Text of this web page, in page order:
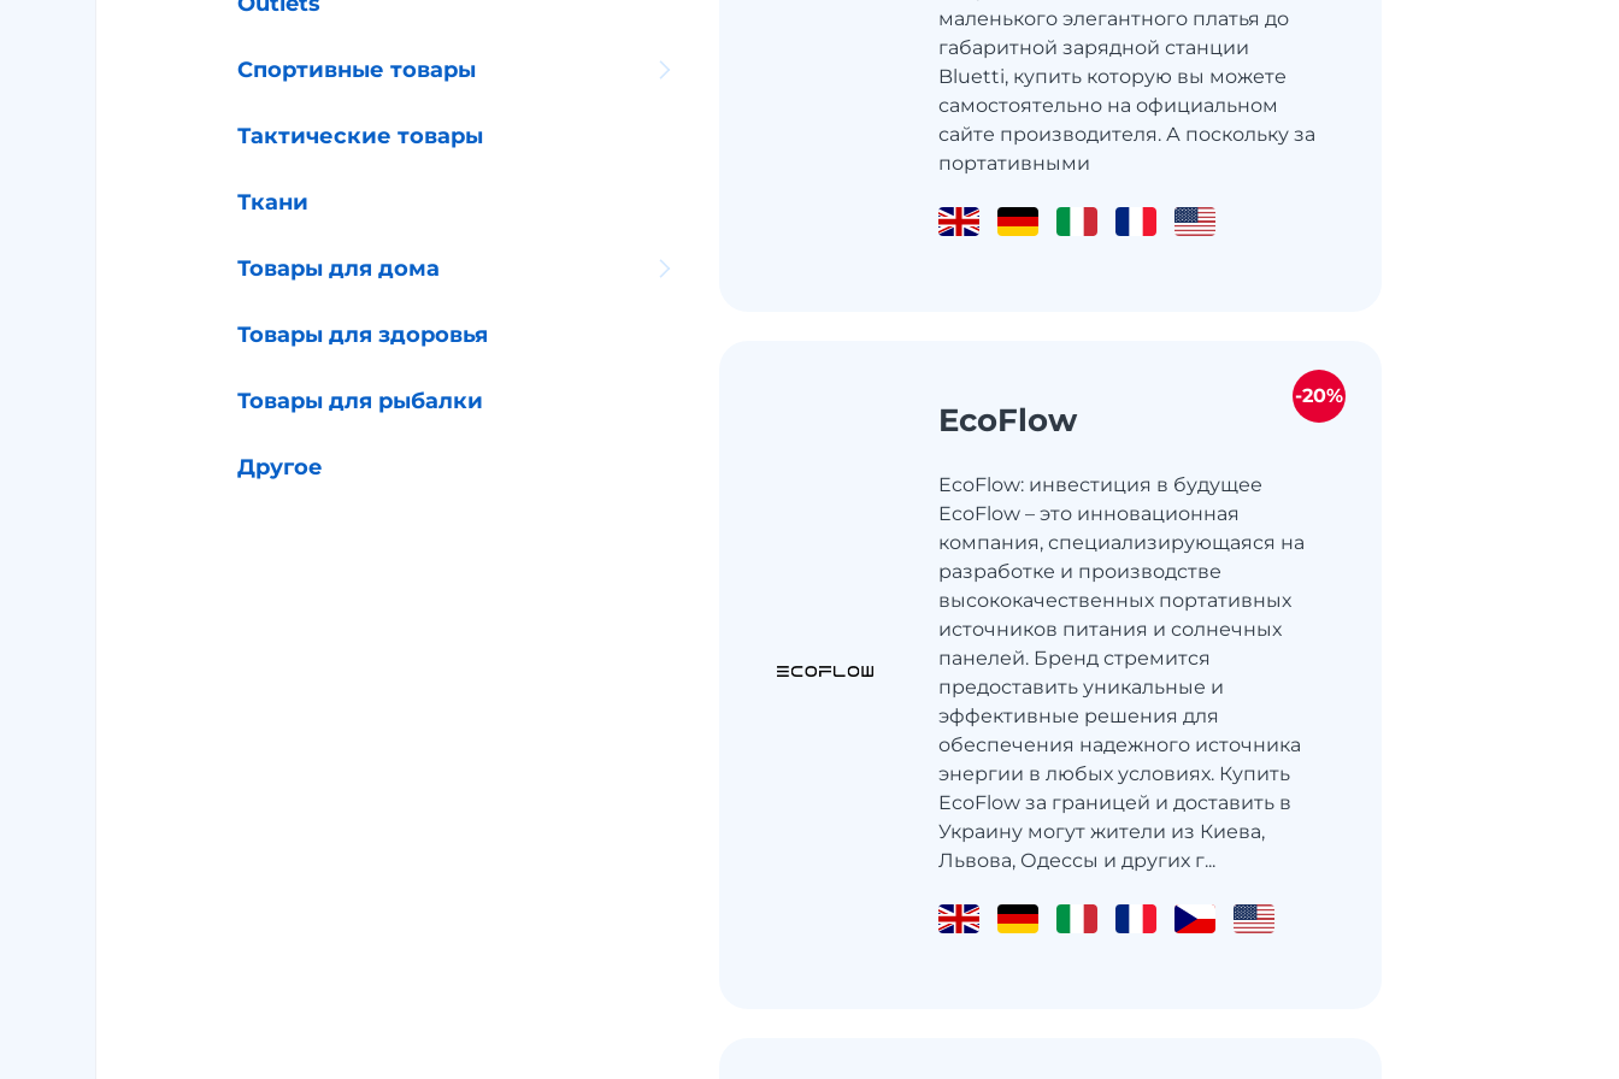
Спортивные товары
Тактические товары
Ткани
Товары для дома
Товары для здоровья
Товары для рыбалки
Другое
маленького элегантного платья до
габаритной зарядной станции
Bluetti, купить которую вы можете
самостоятельно на официальном
сайте производителя. А поскольку за
портативными
EcoFlow
EcoFlow: инвестиция в будущее
EcoFlow – это инновационная
компания, специализирующаяся на
разработке и производстве
высококачественных портативных
источников питания и солнечных
панелей. Бренд стремится
предоставить уникальные и
эффективные решения для
обеспечения надежного источника
энергии в любых условиях. Купить
EcoFlow за границей и доставить в
Украину могут жители из Киева,
Львова, Одессы и других г...
-20%